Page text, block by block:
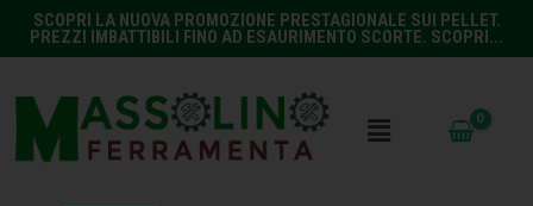
SCOPRI LA NUOVA PROMOZIONE PRESTAGIONALE SUI PELLET.
PREZZI IMBATTIBILI FINO AD ESAURIMENTO SCORTE. SCOPRI...